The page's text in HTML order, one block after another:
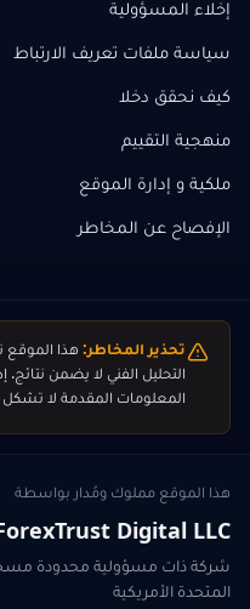
إخلاء المسؤولية
سياسة ملفات تعريف الارتباط
كيف نحقق دخلا
منهجية التقييم
ملكية و إدارة الموقع
الإفصاح عن المخاطر
تحذير المخاطر: هذا الموقع
التحليل الفني لا يضمن
المعلومات المقدمة لا تشكل
هذا الموقع مملوك ومُدار بواسطة
Digital LLC
شركة ذات مسؤولية محدودة
المتحدة الأمريكية